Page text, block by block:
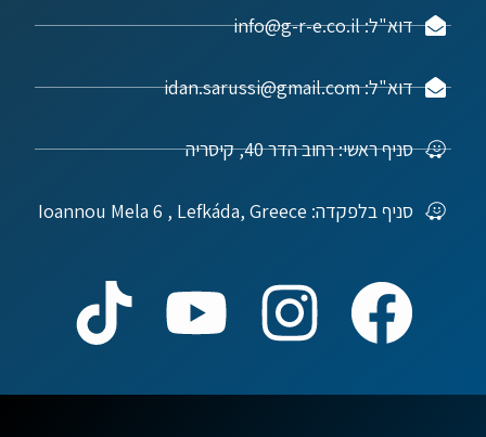
דוא"ל: info@g-r-e.co.il
דוא"ל: idan.sarussi@gmail.com
סניף ראשי: רחוב הדר 40, קיסריה
סניף בלפקדה: Ioannou Mela 6 , Lefkáda, Greece